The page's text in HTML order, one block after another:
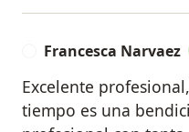
Francesca Narvaez
Excelente
tiempo es una